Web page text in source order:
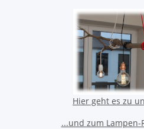
Hier geht es zu
...und zum Lampen-